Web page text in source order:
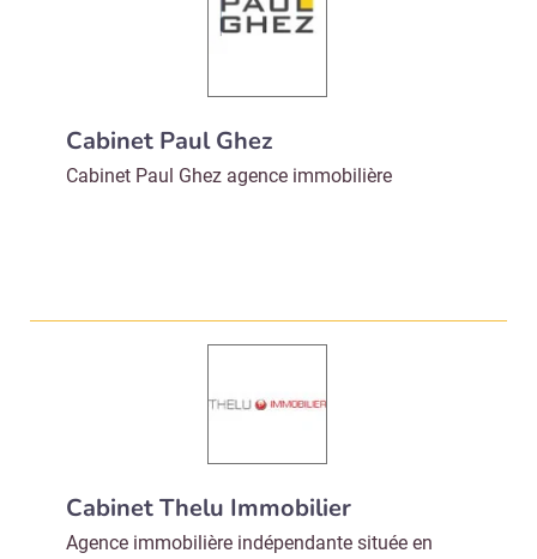
Cabinet Paul Ghez
Cabinet Paul Ghez agence immobilière
Cabinet Thelu Immobilier
Agence immobilière indépendante située en
Non merci, je reçois déjà